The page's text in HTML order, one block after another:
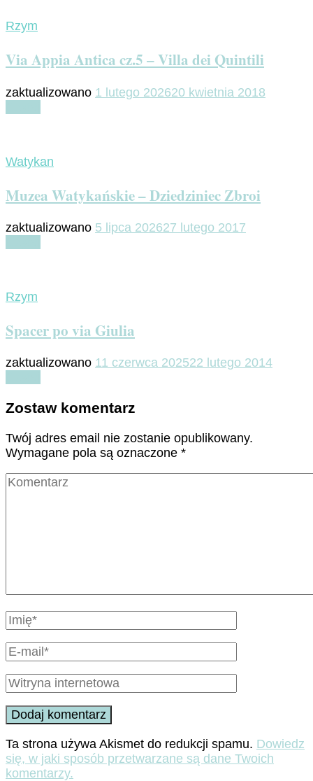
Rzym
Via Appia Antica cz.5 – Villa dei Quintili
zaktualizowano 1 lutego 202620 kwietnia 2018
Watykan
Muzea Watykańskie – Dziedziniec Zbroi
zaktualizowano 5 lipca 202627 lutego 2017
Rzym
Spacer po via Giulia
zaktualizowano 11 czerwca 202522 lutego 2014
Zostaw komentarz
Twój adres email nie zostanie opublikowany.
Wymagane pola są oznaczone *
Ta strona używa Akismet do redukcji spamu. Dowiedz
się, w jaki sposób przetwarzane są dane Twoich
komentarzy.